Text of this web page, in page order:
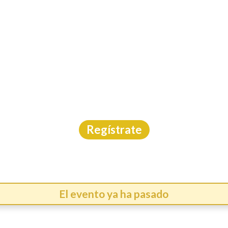
Regístrate
El evento ya ha pasado